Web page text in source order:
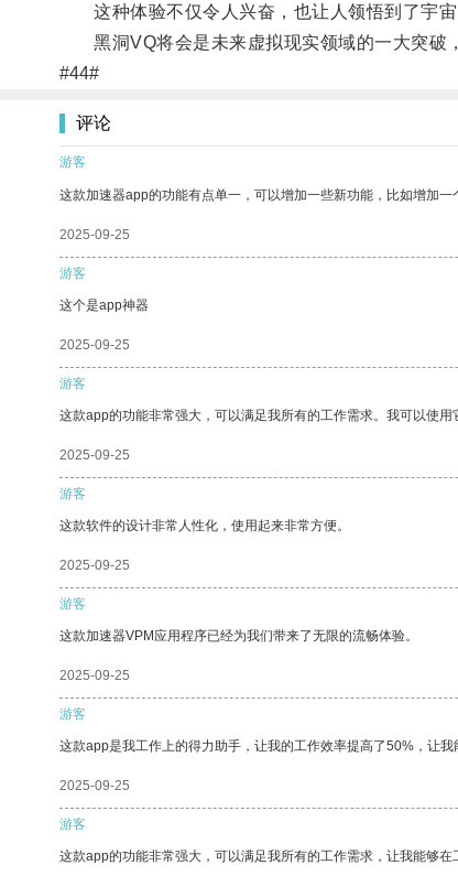
这种体验不仅令人兴奋，也让人领悟到了宇宙
黑洞VQ将会是未来虚拟现实领域的一大突破
#44#
评论
游客
这款加速器app的功能有点单一，可以增加一些新功能，比如增加一
2025-09-25
游客
这个是app神器
2025-09-25
游客
这款app的功能非常强大，可以满足我所有的工作需求。我可以使用
2025-09-25
游客
这款软件的设计非常人性化，使用起来非常方便。
2025-09-25
游客
这款加速器VPM应用程序已经为我们带来了无限的流畅体验。
2025-09-25
游客
这款app是我工作上的得力助手，让我的工作效率提高了50%，让我
2025-09-25
游客
这款app的功能非常强大，可以满足我所有的工作需求，让我能够在